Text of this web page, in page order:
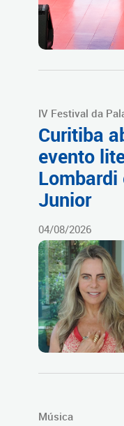
IV Festival da
Curitiba
evento
Lombardi
Junior
04/08/2026
Música